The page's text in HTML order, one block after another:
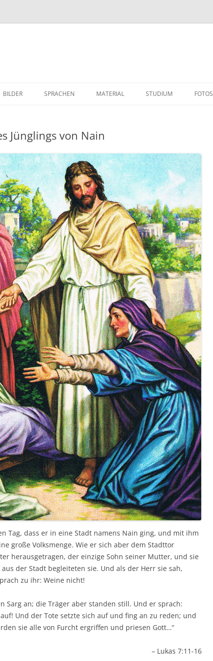
BILDER SPRACHEN MATERIAL STUDIUM FOTOS
Jünglings von Nain
Tag, dass er in eine Stadt namens Nain ging, und mit ihm
große Volksmenge. Wie er sich aber dem Stadttor
herausgetragen, der einzige Sohn seiner Mutter, und sie
der Stadt begleiteten sie. Und als der Herr sie sah,
zu ihr: Weine nicht!
Sarg an; die Träger aber standen still. Und er sprach:
Und der Tote setzte sich auf und fing an zu reden; und
sie alle von Furcht ergriffen und priesen Gott…“
– Lukas 7:11-16